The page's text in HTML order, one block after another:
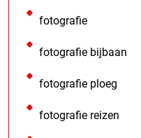
fotografie
fotografie bijbaan
fotografie ploeg
fotografie reizen